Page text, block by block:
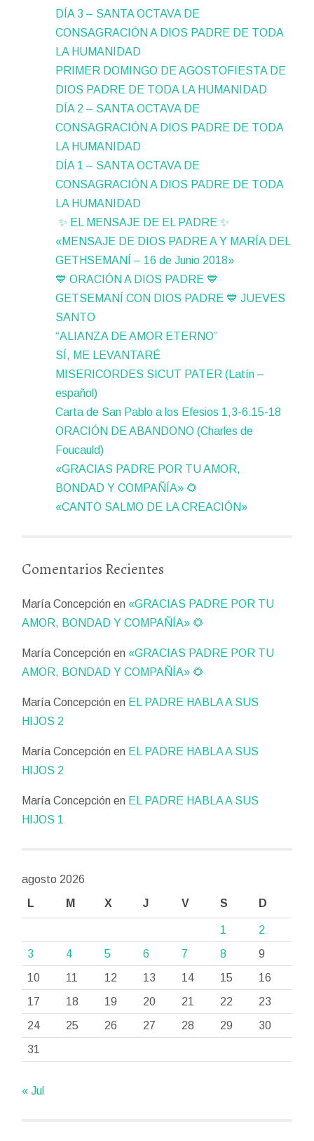
DÍA 3 – SANTA OCTAVA DE
CONSAGRACIÓN A DIOS PADRE DE TODA
LA HUMANIDAD
PRIMER DOMINGO DE AGOSTOFIESTA DE
DIOS PADRE DE TODA LA HUMANIDAD
DÍA 2 – SANTA OCTAVA DE
CONSAGRACIÓN A DIOS PADRE DE TODA
LA HUMANIDAD
DÍA 1 – SANTA OCTAVA DE
CONSAGRACIÓN A DIOS PADRE DE TODA
LA HUMANIDAD
✨ EL MENSAJE DE EL PADRE ✨
«MENSAJE DE DIOS PADRE A Y MARÍA DEL
GETHSEMANÍ – 16 de Junio 2018»
💙 ORACIÓN A DIOS PADRE 💙
GETSEMANÍ CON DIOS PADRE 💙 JUEVES
SANTO
“ALIANZA DE AMOR ETERNO”
SÍ, ME LEVANTARÉ
MISERICORDES SICUT PATER (Latín –
español)
Carta de San Pablo a los Efesios 1,3-6.15-18
ORACIÓN DE ABANDONO (Charles de
Foucauld)
«GRACIAS PADRE POR TU AMOR,
BONDAD Y COMPAÑÍA» 🌻
«CANTO SALMO DE LA CREACIÓN»
Comentarios Recientes
María Concepción en «GRACIAS PADRE POR TU
AMOR, BONDAD Y COMPAÑÍA» 🌻
María Concepción en «GRACIAS PADRE POR TU
AMOR, BONDAD Y COMPAÑÍA» 🌻
María Concepción en EL PADRE HABLA A SUS
HIJOS 2
María Concepción en EL PADRE HABLA A SUS
HIJOS 2
María Concepción en EL PADRE HABLA A SUS
HIJOS 1
agosto 2026
L
M X J V S D
1
2
3
4 5 6 7 8
9
10
11 12 13 14 15
16
17
18 19 20 21 22
23
24
25 26 27 28 29
30
31
« Jul